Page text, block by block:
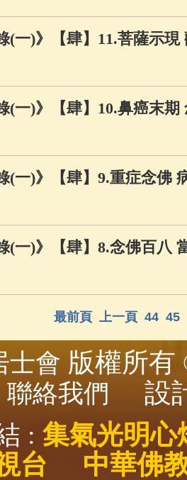
(一)》【肆】11.菩薩示
(一)》【肆】10.鼻癌末
(一)》【肆】9.重症念佛
(一)》【肆】8.念佛百八
最前頁 上一頁 44 45
士會 版權所
聯絡我們
設
: 集氣光明心
台
中華佛